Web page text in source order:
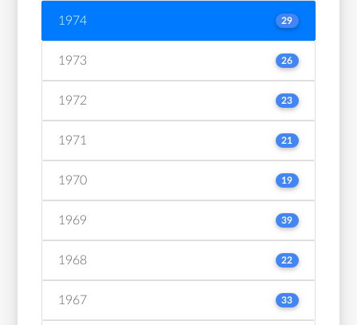
1974 29
1973 26
1972 23
1971 21
1970 19
1969 39
1968 22
1967 33